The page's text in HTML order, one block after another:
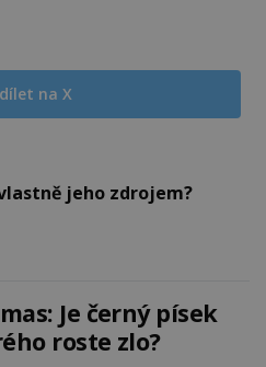
na X
jeho zdrojem?
Je černý písek
roste zlo?